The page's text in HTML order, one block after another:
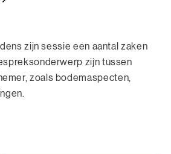
zijn sessie een aantal zaken
zijn tussen
zoals bodemaspecten,